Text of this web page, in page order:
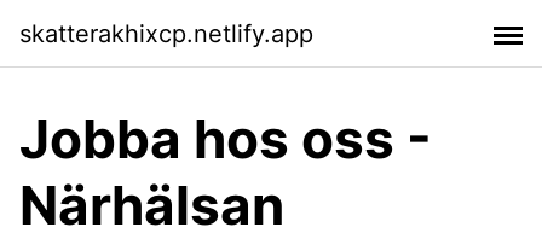
skatterakhixcp.netlify.app
Jobba hos oss -
Närhälsan